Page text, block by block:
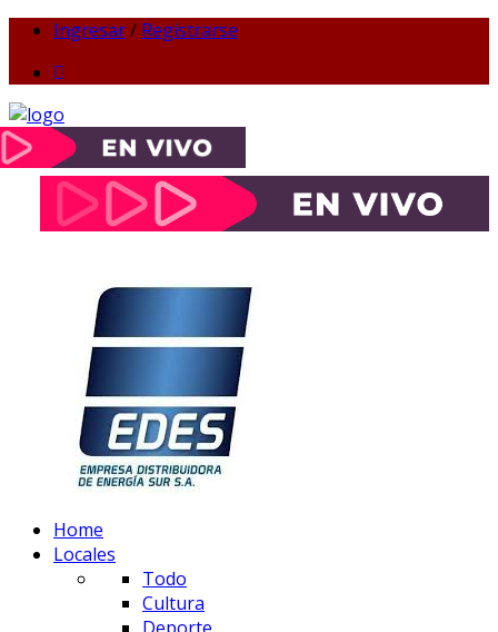
Ingresar/ Registrarse
Home
Locales
Todo
Cultura